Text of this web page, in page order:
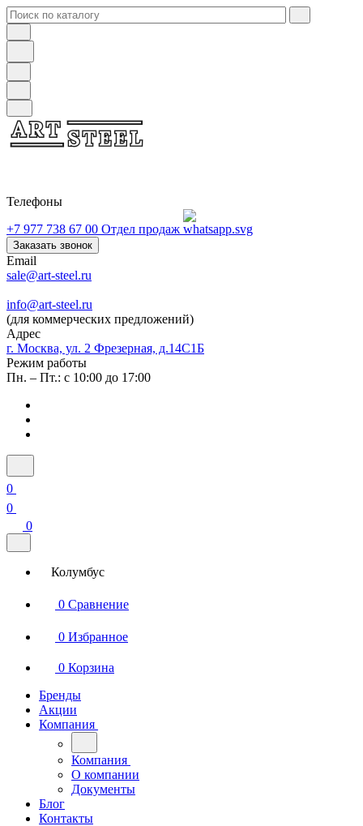
Телефоны
+7 977 738 67 00 Отдел продаж
Заказать звонок
Email
sale@art-steel.ru
info@art-steel.ru
(для коммерческих предложений)
Адрес
г. Москва, ул. 2 Фрезерная, д.14С1Б
Режим работы
Пн. – Пт.: с 10:00 до 17:00
0
0
0
Колумбус
0 Сравнение
0 Избранное
0 Корзина
Бренды
Акции
Компания
Компания
О компании
Документы
Блог
Контакты